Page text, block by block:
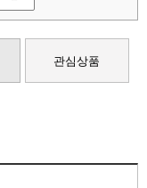
관심상품